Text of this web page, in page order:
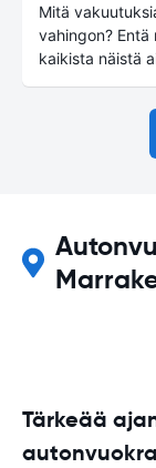
Mitä
vahingon? Entä
kaikista näistä
Tärkeää